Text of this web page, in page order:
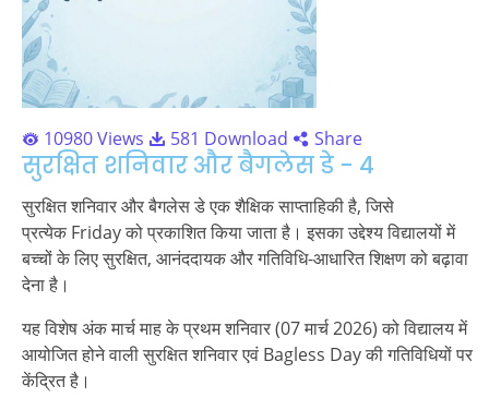
10980 Views 581 Download Share
सुरक्षित शनिवार और बैगलेस डे - 4
सुरक्षित शनिवार और बैगलेस डे एक शैक्षिक साप्ताहिकी है, जिसे
प्रत्येक Friday को प्रकाशित किया जाता है। इसका उद्देश्य विद्यालयों में
बच्चों के लिए सुरक्षित, आनंददायक और गतिविधि-आधारित शिक्षण को बढ़ावा
देना है।
यह विशेष अंक मार्च माह के प्रथम शनिवार (07 मार्च 2026) को विद्यालय में
आयोजित होने वाली सुरक्षित शनिवार एवं Bagless Day की गतिविधियों पर
केंद्रित है।